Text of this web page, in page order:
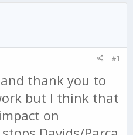
#1
thank you to
but I think that
on